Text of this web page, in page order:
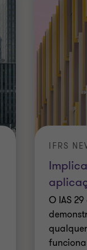
IFRS
O IAS